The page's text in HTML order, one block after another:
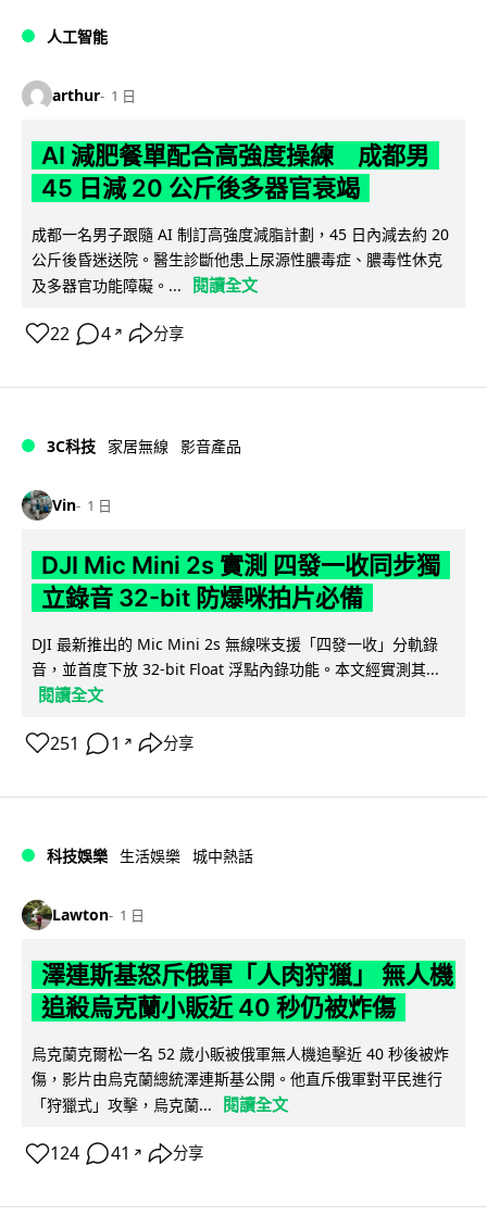
人工智能
arthur 1 日
AI 減肥餐單配合高強度操練 成都男
45 日減 20 公斤後多器官衰竭
成都一名男子跟隨 AI 制訂高強度減脂計劃，45 日內減去約 20
公斤後昏迷送院。醫生診斷他患上尿源性膿毒症、膿毒性休克
及多器官功能障礙。...
閱讀全文
22 4 ↗ 分享
3C科技 家居無線 影音產品
Vin 1 日
DJI Mic Mini 2s 實測 四發一收同步獨
立錄音 32-bit 防爆咪拍片必備
DJI 最新推出的 Mic Mini 2s 無線咪支援「四發一收」分軌錄
音，並首度下放 32-bit Float 浮點內錄功能。本文經實測其...
閱讀全文
251 1 ↗ 分享
科技娛樂 生活娛樂 城中熱話
Lawton 1 日
澤連斯基怒斥俄軍「人肉狩獵」 無人機
追殺烏克蘭小販近 40 秒仍被炸傷
烏克蘭克爾松一名 52 歲小販被俄軍無人機追擊近 40 秒後被炸
傷，影片由烏克蘭總統澤連斯基公開。他直斥俄軍對平民進行
「狩獵式」攻擊，烏克蘭...
閱讀全文
124 41 ↗ 分享